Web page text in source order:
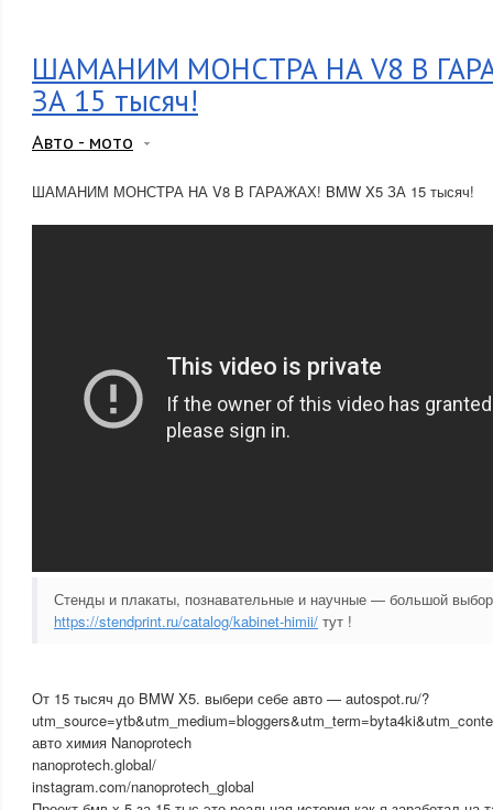
ШАМАНИМ МОНСТРА НА V8 В
ЗА 15 тысяч!
Авто - мото
ШАМАНИМ МОНСТРА НА V8 В ГАРАЖАХ! BMW X5 ЗА 15 тысяч!
Стенды и плакаты, познавательные и научные — большой выбор
https://stendprint.ru/catalog/kabinet-himii/ тут !
От 15 тысяч до BMW X5. выбери себе авто — autospot.ru/?
авто химия Nanoprotech
nanoprotech.global/
instagram.com/nanoprotech_global